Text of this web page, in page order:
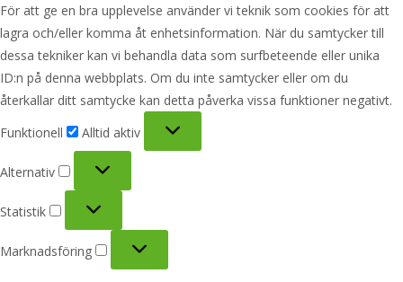
För att ge en bra upplevelse använder vi teknik som cookies för att
lagra och/eller komma åt enhetsinformation. När du samtycker till
dessa tekniker kan vi behandla data som surfbeteende eller unika
ID:n på denna webbplats. Om du inte samtycker eller om du
återkallar ditt samtycke kan detta påverka vissa funktioner negativt.
Funktionell
Alltid aktiv
Alternativ
Statistik
Marknadsföring